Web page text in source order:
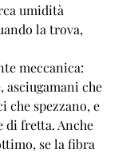
umidità
la trova,
meccanica:
asciugamani che
che spezzano, e
di fretta. Anche
se la fibra